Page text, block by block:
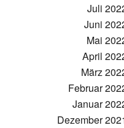
Juli
Juni
Mai
April
März
Februar
Januar
Dezember